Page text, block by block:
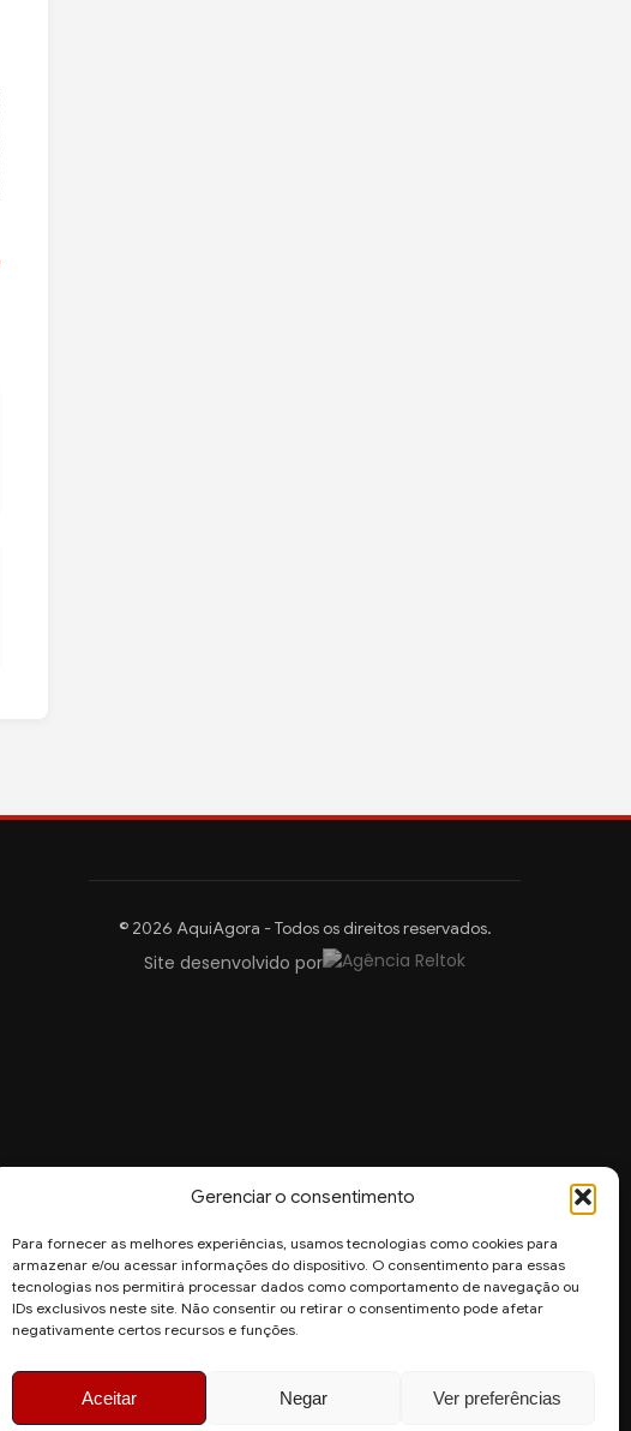
Gerenciar o consentimento
Para fornecer as melhores experiências, usamos tecnologias como cookies para
armazenar e/ou acessar informações do dispositivo. O consentimento para essas
tecnologias nos permitirá processar dados como comportamento de navegação ou
IDs exclusivos neste site. Não consentir ou retirar o consentimento pode afetar
negativamente certos recursos e funções.
Aceitar Negar Ver preferências
© 2026 AquiAgora - Todos os direitos reservados.
Site desenvolvido por